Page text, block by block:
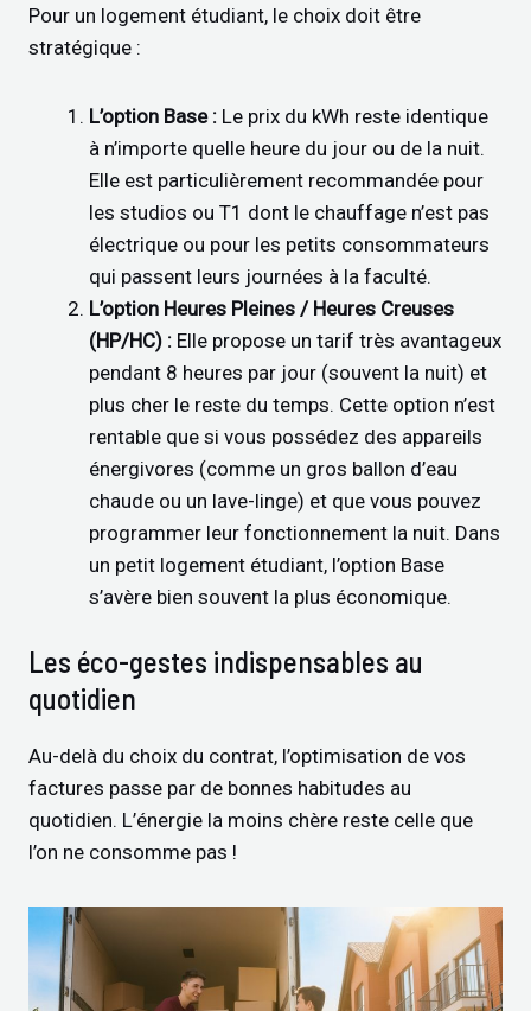
Pour un logement étudiant, le choix doit être
stratégique :
L’option Base : Le prix du kWh reste identique
à n’importe quelle heure du jour ou de la nuit.
Elle est particulièrement recommandée pour
les studios ou T1 dont le chauffage n’est pas
électrique ou pour les petits consommateurs
qui passent leurs journées à la faculté.
L’option Heures Pleines / Heures Creuses
(HP/HC) : Elle propose un tarif très avantageux
pendant 8 heures par jour (souvent la nuit) et
plus cher le reste du temps. Cette option n’est
rentable que si vous possédez des appareils
énergivores (comme un gros ballon d’eau
chaude ou un lave-linge) et que vous pouvez
programmer leur fonctionnement la nuit. Dans
un petit logement étudiant, l’option Base
s’avère bien souvent la plus économique.
Les éco-gestes indispensables au
quotidien
Au-delà du choix du contrat, l’optimisation de vos
factures passe par de bonnes habitudes au
quotidien. L’énergie la moins chère reste celle que
l’on ne consomme pas !